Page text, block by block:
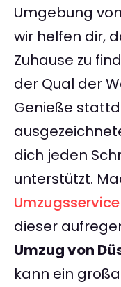
Umgebung
wir helfen dir,
Zuhause zu
der Qual der
Genieße
dich jeden
unterstützt.
Umzugsservice
dieser
Umzug von
kann ein